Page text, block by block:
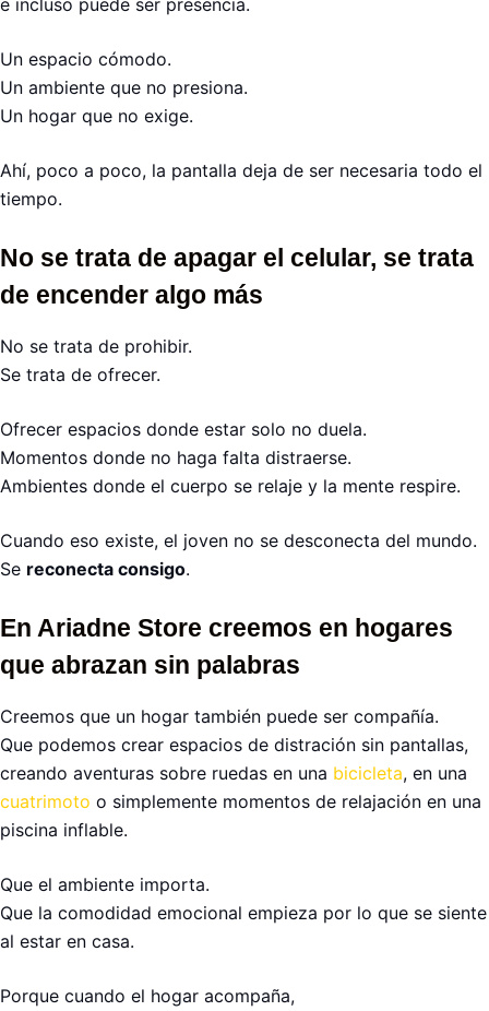
e incluso puede ser presencia.
Un espacio cómodo.
Un ambiente que no presiona.
Un hogar que no exige.
Ahí, poco a poco, la pantalla deja de ser necesaria todo el
tiempo.
No se trata de apagar el celular, se trata
de encender algo más
No se trata de prohibir.
Se trata de ofrecer.
Ofrecer espacios donde estar solo no duela.
Momentos donde no haga falta distraerse.
Ambientes donde el cuerpo se relaje y la mente respire.
Cuando eso existe, el joven no se desconecta del mundo.
Se reconecta consigo.
En Ariadne Store creemos en hogares
que abrazan sin palabras
Creemos que un hogar también puede ser compañía.
Que podemos crear espacios de distración sin pantallas,
creando aventuras sobre ruedas en una bicicleta, en una
cuatrimoto o simplemente momentos de relajación en una
piscina inflable.
Que el ambiente importa.
Que la comodidad emocional empieza por lo que se siente
al estar en casa.
Porque cuando el hogar acompaña,